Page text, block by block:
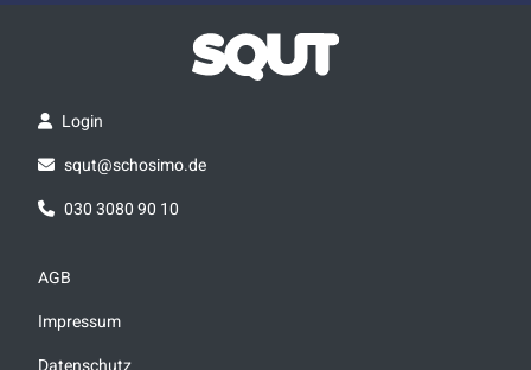
Login
squt@schosimo.de
030 3080 90 10
AGB
Impressum